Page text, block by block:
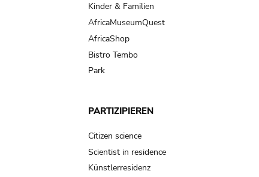
Kinder & Familien
AfricaMuseumQuest
AfricaShop
Bistro Tembo
Park
PARTIZIPIEREN
Citizen science
Scientist in residence
Künstlerresidenz